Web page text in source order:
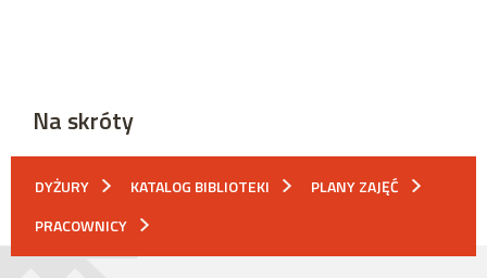
Na skróty
DYŻURY KATALOG BIBLIOTEKI
PLANY ZAJĘĆ
PRACOWNICY